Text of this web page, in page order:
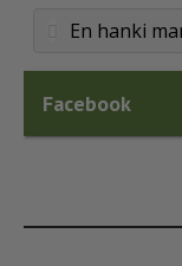
En hanki
Facebook